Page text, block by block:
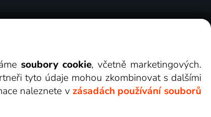
soubory cookie, včetně marketingových.
tyto údaje mohou zkombinovat s dalšími
naleznete v zásadách používání souborů